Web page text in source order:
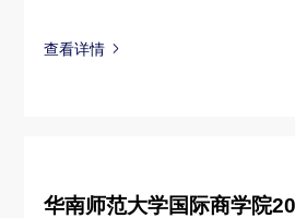
查看详情
华南师范大学国际商学院